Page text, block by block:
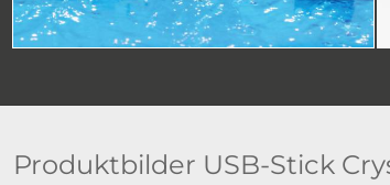
Produktbilder USB-Stick